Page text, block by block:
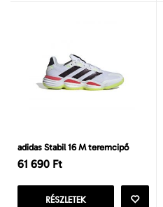
adidas Stabil 16 M teremcipő
61 690 Ft
RÉSZLETEK